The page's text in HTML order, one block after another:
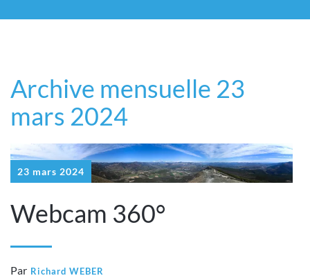
Archive mensuelle 23
mars 2024
23 mars 2024
Webcam 360°
Par Richard WEBER